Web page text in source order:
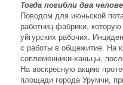
Тогда погибли два
Поводом для июньской
работниц фабрики,
уйгурских рабочих.
с работы в общежитие. На
соплеменники-ханьцы,
На воскресную акцию
площади города Урумчи,